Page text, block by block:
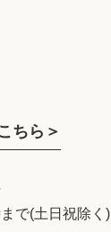
ちら＞
で(土日祝除く)